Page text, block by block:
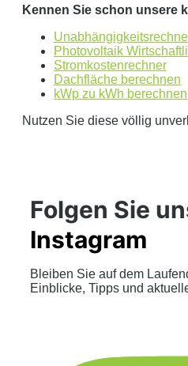
Kennen Sie schon unsere
Photovoltaik
Stromkostenrechner
Dachfläche berechnen
kWp zu kWh berechnen
Nutzen Sie diese völlig
Folgen Sie
Instagram
Bleiben Sie auf dem
Einblicke, Tipps und